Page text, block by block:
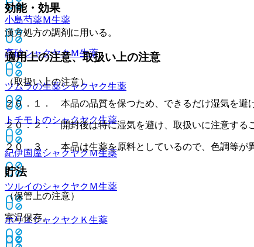
小島芍薬Ｍ生薬
高砂シャクヤクＭ生薬
ツムラの生薬シャクヤク生薬
トチモトのシャクヤク生薬
紀伊国屋シャクヤクＭ生薬
ツルイのシャクヤクＭ生薬
ホリエシャクヤクＫ 生薬
効能・効果
漢方処方の調剤に用いる。
適用上の注意、取扱い上の注意
（取扱い上の注意）
２０．１． 本品の品質を保つため、できるだけ湿気を避
２０．２． 開封後は特に湿気を避け、取扱いに注意する
２０．３． 本品は生薬を原料としているので、色調等が
貯法
（保管上の注意）
室温保存。